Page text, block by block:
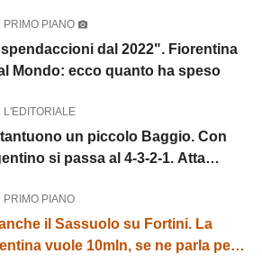
PRIMO PIANO
dal 2022". Fiorentina
Mondo: ecco quanto ha speso
L'EDITORIALE
un piccolo Baggio. Con
si passa al 4-3-2-1. Atta
PRIMO PIANO
il Sassuolo su Fortini. La
vuole 10mln, se ne parla per